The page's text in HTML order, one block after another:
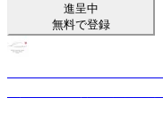
進呈中
無料で登録